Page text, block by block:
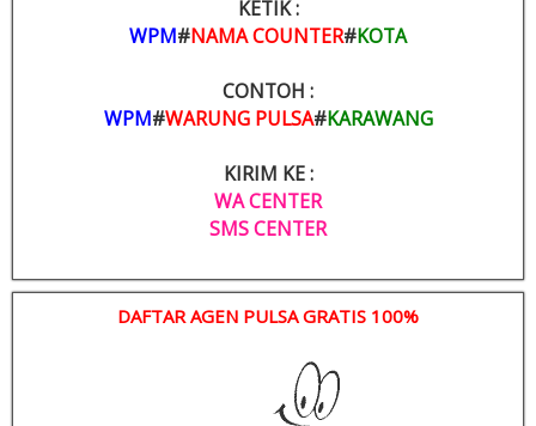
KETIK :
WPM#NAMA COUNTER#KOTA
CONTOH :
WPM#WARUNG PULSA#KARAWANG
KIRIM KE :
WA CENTER
SMS CENTER
DAFTAR AGEN PULSA GRATIS 100%